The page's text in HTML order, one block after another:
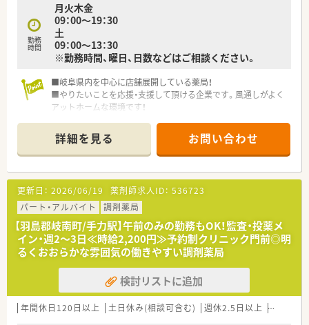
■独自の研修制度「コスモスアカデミープログラム」により、熟
練度合に合わせた密着度の高い教育を実現。
■同じエリアに様々な診療科クリニックの門前薬局を運営して
いる特性を生かして、計画的に様々な診療科の薬局を経験し、幅
広い経験・知識を身に付けることを制度化しています。
す。
＼＼地域医療に貢献／／
■こども薬局や高齢者施設へのボランティア活動など、地域貢献
活動も積極に行っています。
■地域の薬学生の教育に貢献することを目標に、愛知学院大学薬
学部にて寄付講座を実施しています。
＼＼店舗詳細／／
■内科・外科・糖尿病内科の処方箋をメインに応需しています。
■1日の応需枚数は90枚程度で、常勤の方が3名いらっしゃいま
す。
■最新調剤機器の完備！安心して対人業務に臨める環境づくりを
しています。
勤務
時間
月火木金
09：00～19：30
土
09：00～13：30
※勤務時間、曜日、日数などはご相談ください。
■岐阜県内を中心に店舗展開している薬局！
■やりたいことを応援・支援して頂ける企業です。風通しがよく
アットホームな環境です！
詳細を見る お問い合わせ
更新日： 2026/06/19 薬剤師求人ID： 536723
パート・アルバイト
調剤薬局
【羽島郡岐南町/手力駅】午前のみの勤務もOK！監査・投薬メ
イン・週2～3日≪時給2,200円≫予約制クリニック門前◎明
るくおおらかな雰囲気の働きやすい調剤薬局
検討リストに追加
年間休日120日以上 土日休み(相談可含む) 週休2.5日以上 ブランク